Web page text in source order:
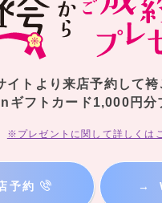
イトより来店予約して
ギフトカード1,000円分
※プレゼントに関して詳しくは
予約 →